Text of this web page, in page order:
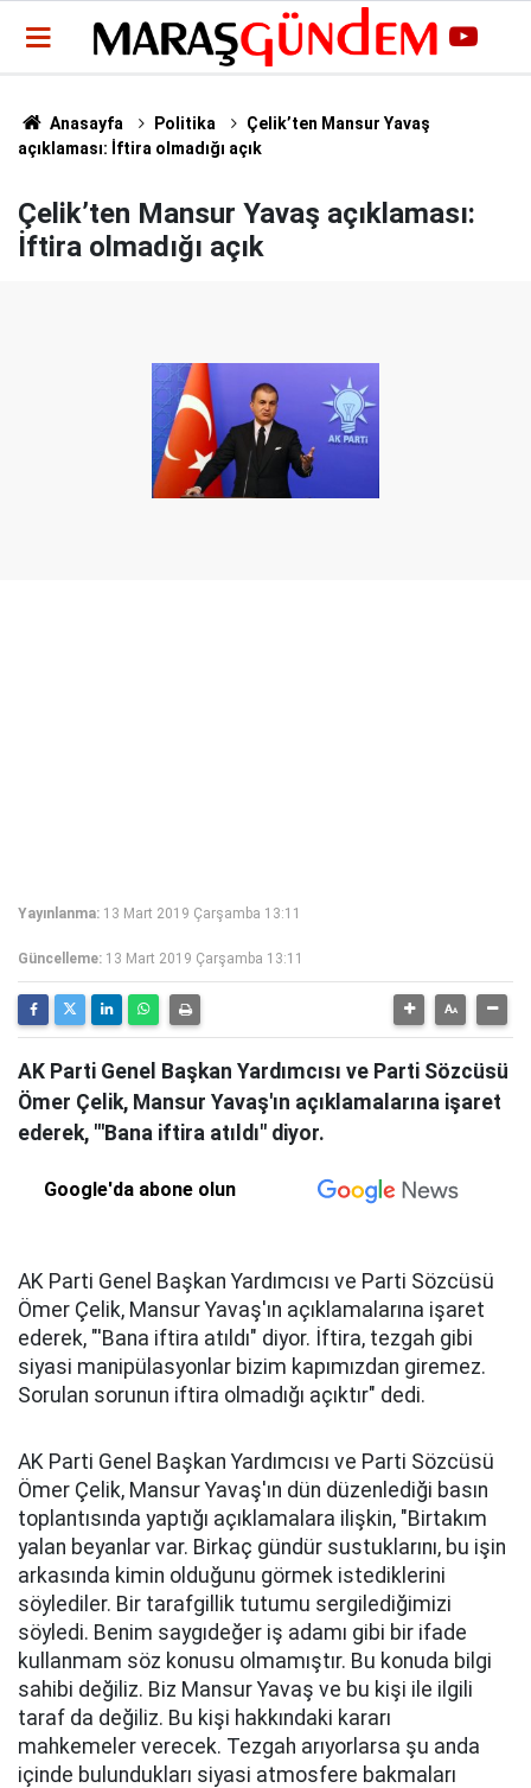
Anasayfa Politika
Çelik’ten Mansur Yavaş
açıklaması: İftira olmadığı açık
Çelik’ten Mansur Yavaş açıklaması:
İftira olmadığı açık
Yayınlanma: 13 Mart 2019 Çarşamba 13:11
Güncelleme: 13 Mart 2019 Çarşamba 13:11
AK Parti Genel Başkan Yardımcısı ve Parti Sözcüsü
Ömer Çelik, Mansur Yavaş'ın açıklamalarına işaret
ederek, "'Bana iftira atıldı" diyor.
Google'da abone olun
AK Parti Genel Başkan Yardımcısı ve Parti Sözcüsü
Ömer Çelik, Mansur Yavaş'ın açıklamalarına işaret
ederek, "'Bana iftira atıldı" diyor. İftira, tezgah gibi
siyasi manipülasyonlar bizim kapımızdan giremez.
Sorulan sorunun iftira olmadığı açıktır" dedi.
AK Parti Genel Başkan Yardımcısı ve Parti Sözcüsü
Ömer Çelik, Mansur Yavaş'ın dün düzenlediği basın
toplantısında yaptığı açıklamalara ilişkin, "Birtakım
yalan beyanlar var. Birkaç gündür sustuklarını, bu işin
arkasında kimin olduğunu görmek istediklerini
söylediler. Bir tarafgillik tutumu sergilediğimizi
söyledi. Benim saygıdeğer iş adamı gibi bir ifade
kullanmam söz konusu olmamıştır. Bu konuda bilgi
sahibi değiliz. Biz Mansur Yavaş ve bu kişi ile ilgili
taraf da değiliz. Bu kişi hakkındaki kararı
mahkemeler verecek. Tezgah arıyorlarsa şu anda
içinde bulundukları siyasi atmosfere bakmaları